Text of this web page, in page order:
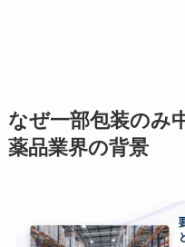
なぜ一部包装のみ
薬品業界の背景